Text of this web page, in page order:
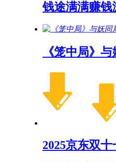
钱途满满赚钱
《笼中局》
2025京东双